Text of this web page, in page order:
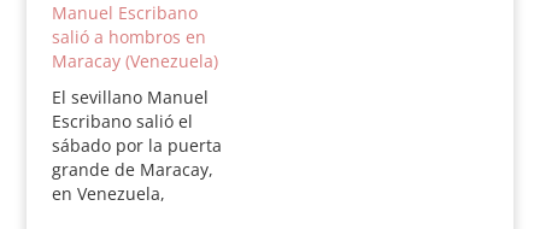
la feria venezolana de
Valencia, donde el
festejo se ha tenido
que suspender tras la
lidia del cuarto de la
tarde, ya que las
obras del metro de la
ciudad han…
Manuel Escribano
salió a hombros en
Maracay (Venezuela)
El sevillano Manuel
Escribano salió el
sábado por la puerta
grande de Maracay,
en Venezuela,